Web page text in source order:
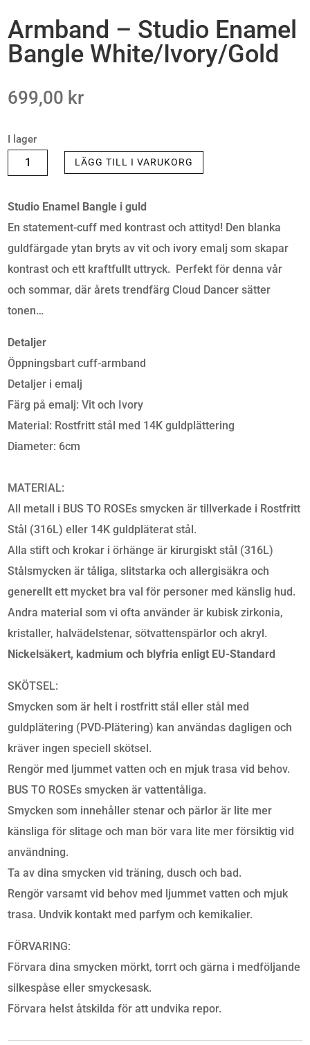
Armband – Studio Enamel
Bangle White/Ivory/Gold
699,00 kr
I lager
ARMBAND
-
STUDIO
ENAMEL
BANGLE
WHITE/IVORY/GOLD
MÄNGD
LÄGG TILL I VARUKORG
Studio Enamel Bangle i guld
En statement-cuff med kontrast och attityd! Den blanka
guldfärgade ytan bryts av vit och ivory emalj som skapar
kontrast och ett kraftfullt uttryck. Perfekt för denna vår
och sommar, där årets trendfärg Cloud Dancer sätter
tonen…
Detaljer
Öppningsbart cuff-armband
Detaljer i emalj
Färg på emalj: Vit och Ivory
Material: Rostfritt stål med 14K guldplättering
Diameter: 6cm
MATERIAL:
All metall i BUS TO ROSEs smycken är tillverkade i Rostfritt
Stål (316L) eller 14K guldpläterat stål.
Alla stift och krokar i örhänge är kirurgiskt stål (316L)
Stålsmycken är tåliga, slitstarka och allergisäkra och
generellt ett mycket bra val för personer med känslig hud.
Andra material som vi ofta använder är kubisk zirkonia,
kristaller, halvädelstenar, sötvattenspärlor och akryl.
Nickelsäkert, kadmium och blyfria enligt EU-Standard
SKÖTSEL:
Smycken som är helt i rostfritt stål eller stål med
guldplätering (PVD-Plätering) kan användas dagligen och
kräver ingen speciell skötsel.
Rengör med ljummet vatten och en mjuk trasa vid behov.
BUS TO ROSEs smycken är vattentåliga.
Smycken som innehåller stenar och pärlor är lite mer
känsliga för slitage och man bör vara lite mer försiktig vid
användning.
Ta av dina smycken vid träning, dusch och bad.
Rengör varsamt vid behov med ljummet vatten och mjuk
trasa. Undvik kontakt med parfym och kemikalier.
FÖRVARING:
Förvara dina smycken mörkt, torrt och gärna i medföljande
silkespåse eller smyckesask.
Förvara helst åtskilda för att undvika repor.